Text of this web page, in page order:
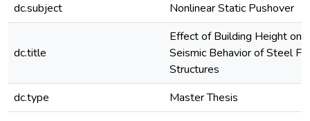
dc.subject
Nonlinear Static Pushover
dc.title
Effect of Building Height on
Seismic Behavior of Steel
Structures
dc.type
Master Thesis